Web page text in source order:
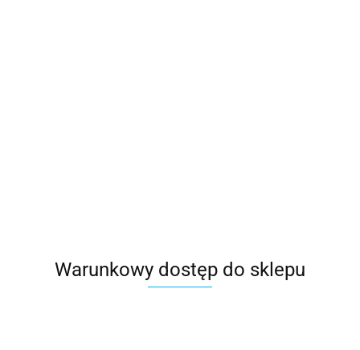
Warunkowy dostęp do sklepu